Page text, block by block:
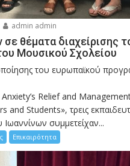
admin admin
θέματα διαχείρισης
Μουσικού Σχολείου
του ευρωπαϊκού
Anxiety’s Relief and
Students», τρεις
συμμετείχαν...
Επικαιρότητα